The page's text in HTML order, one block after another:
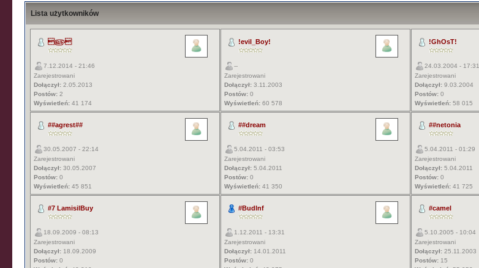
Lista użytkowników
௵
7.12.2014 - 21:46
Zarejestrowani
Dołączył: 2.05.2013
Postów: 2
Wyświetleń: 41 174
!evil_Boy!
--
Zarejestrowani
Dołączył: 3.11.2003
Postów: 0
Wyświetleń: 60 578
!GhOsT!
24.03.2004 - 17:31
Zarejestrowani
Dołączył: 9.03.2004
Postów: 0
Wyświetleń: 58 015
##agrest##
30.05.2007 - 22:14
Zarejestrowani
Dołączył: 30.05.2007
Postów: 0
Wyświetleń: 45 851
##dream
5.04.2011 - 03:53
Zarejestrowani
Dołączył: 5.04.2011
Postów: 0
Wyświetleń: 41 350
##netonia
5.04.2011 - 01:29
Zarejestrowani
Dołączył: 5.04.2011
Postów: 0
Wyświetleń: 41 725
#7 LamisilBuy
18.09.2009 - 08:13
Zarejestrowani
Dołączył: 18.09.2009
Postów: 0
#BudInf
1.12.2011 - 13:31
Zarejestrowani
Dołączył: 14.01.2011
Postów: 0
#camel
5.10.2005 - 10:04
Zarejestrowani
Dołączył: 25.11.2003
Postów: 15